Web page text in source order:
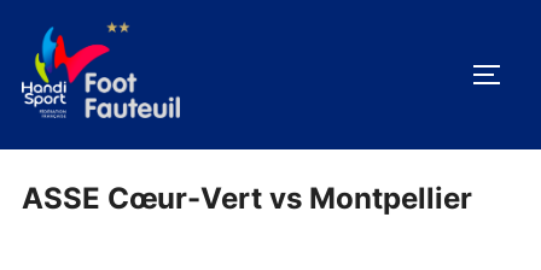
contenu
ASSE Cœur-Vert vs Montpellier